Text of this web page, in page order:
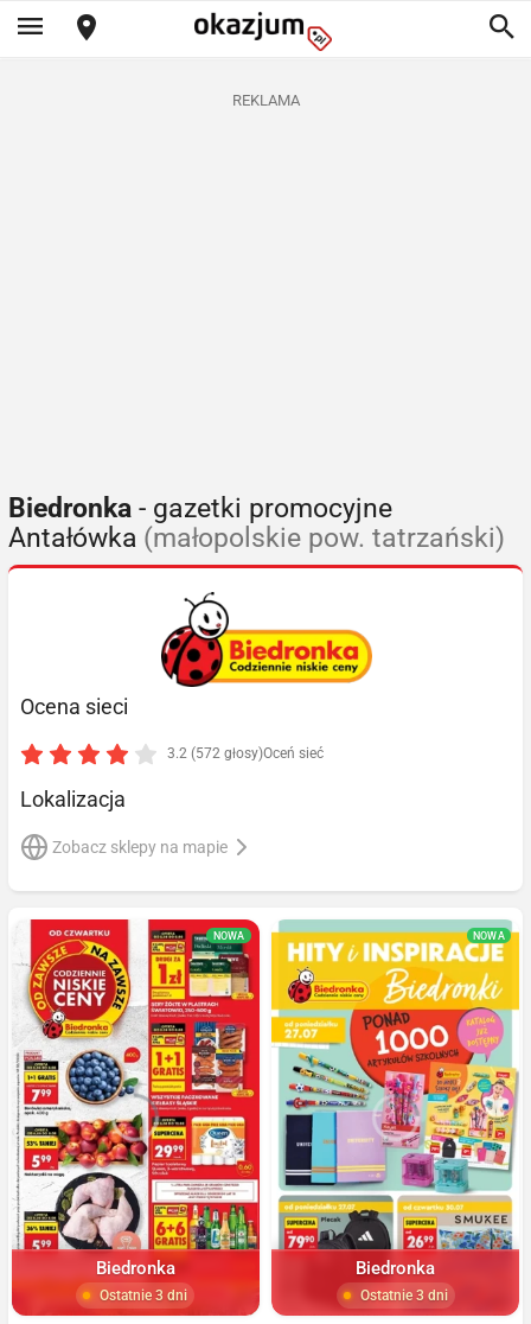
REKLAMA
Biedronka - gazetki promocyjne
Antałówka (małopolskie pow. tatrzański)
Ocena sieci
3.2 (572 głosy)Oceń sieć
Lokalizacja
Zobacz sklepy na mapie
NOWA
Biedronka
Ostatnie 3 dni
NOWA
Biedronka
Ostatnie 3 dni